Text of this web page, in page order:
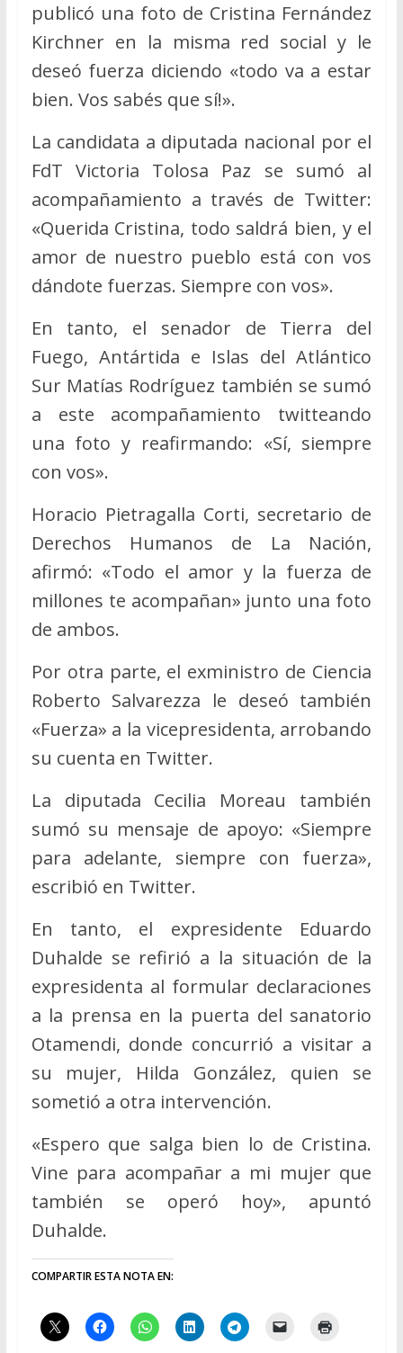
publicó una foto de Cristina Fernández
Kirchner en la misma red social y le
deseó fuerza diciendo «todo va a estar
bien. Vos sabés que sí!».
La candidata a diputada nacional por el
FdT Victoria Tolosa Paz se sumó al
acompañamiento a través de Twitter:
«Querida Cristina, todo saldrá bien, y el
amor de nuestro pueblo está con vos
dándote fuerzas. Siempre con vos».
En tanto, el senador de Tierra del
Fuego, Antártida e Islas del Atlántico
Sur Matías Rodríguez también se sumó
a este acompañamiento twitteando
una foto y reafirmando: «Sí, siempre
con vos».
Horacio Pietragalla Corti, secretario de
Derechos Humanos de La Nación,
afirmó: «Todo el amor y la fuerza de
millones te acompañan» junto una foto
de ambos.
Por otra parte, el exministro de Ciencia
Roberto Salvarezza le deseó también
«Fuerza» a la vicepresidenta, arrobando
su cuenta en Twitter.
La diputada Cecilia Moreau también
sumó su mensaje de apoyo: «Siempre
para adelante, siempre con fuerza»,
escribió en Twitter.
En tanto, el expresidente Eduardo
Duhalde se refirió a la situación de la
expresidenta al formular declaraciones
a la prensa en la puerta del sanatorio
Otamendi, donde concurrió a visitar a
su mujer, Hilda González, quien se
sometió a otra intervención.
«Espero que salga bien lo de Cristina.
Vine para acompañar a mi mujer que
también se operó hoy», apuntó
Duhalde.
COMPARTIR ESTA NOTA EN: